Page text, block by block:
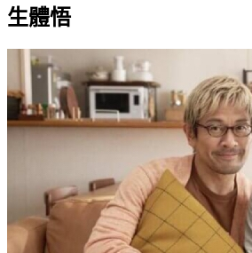
生體悟